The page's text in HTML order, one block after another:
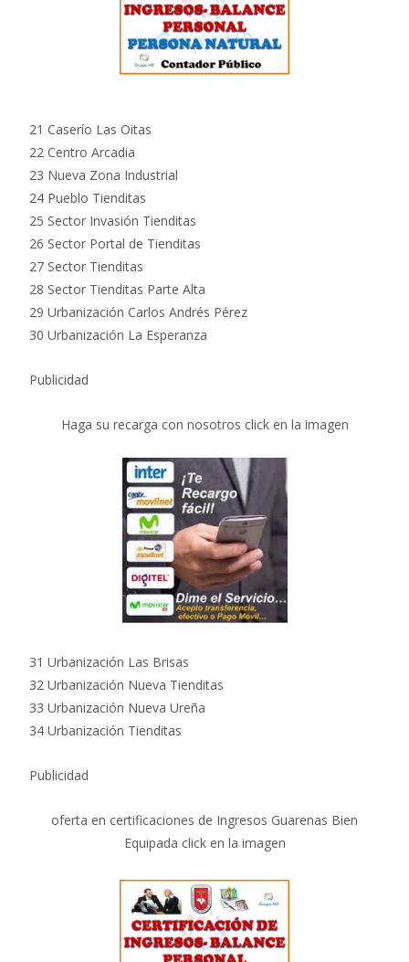
21 Caserío Las Oitas
22 Centro Arcadia
23 Nueva Zona Industrial
24 Pueblo Tienditas
25 Sector Invasión Tienditas
26 Sector Portal de Tienditas
27 Sector Tienditas
28 Sector Tienditas Parte Alta
29 Urbanización Carlos Andrés Pérez
30 Urbanización La Esperanza
Publicidad
Haga su recarga con nosotros click en la imagen
31 Urbanización Las Brisas
32 Urbanización Nueva Tienditas
33 Urbanización Nueva Ureña
34 Urbanización Tienditas
Publicidad
oferta en certificaciones de Ingresos Guarenas Bien
Equipada click en la imagen